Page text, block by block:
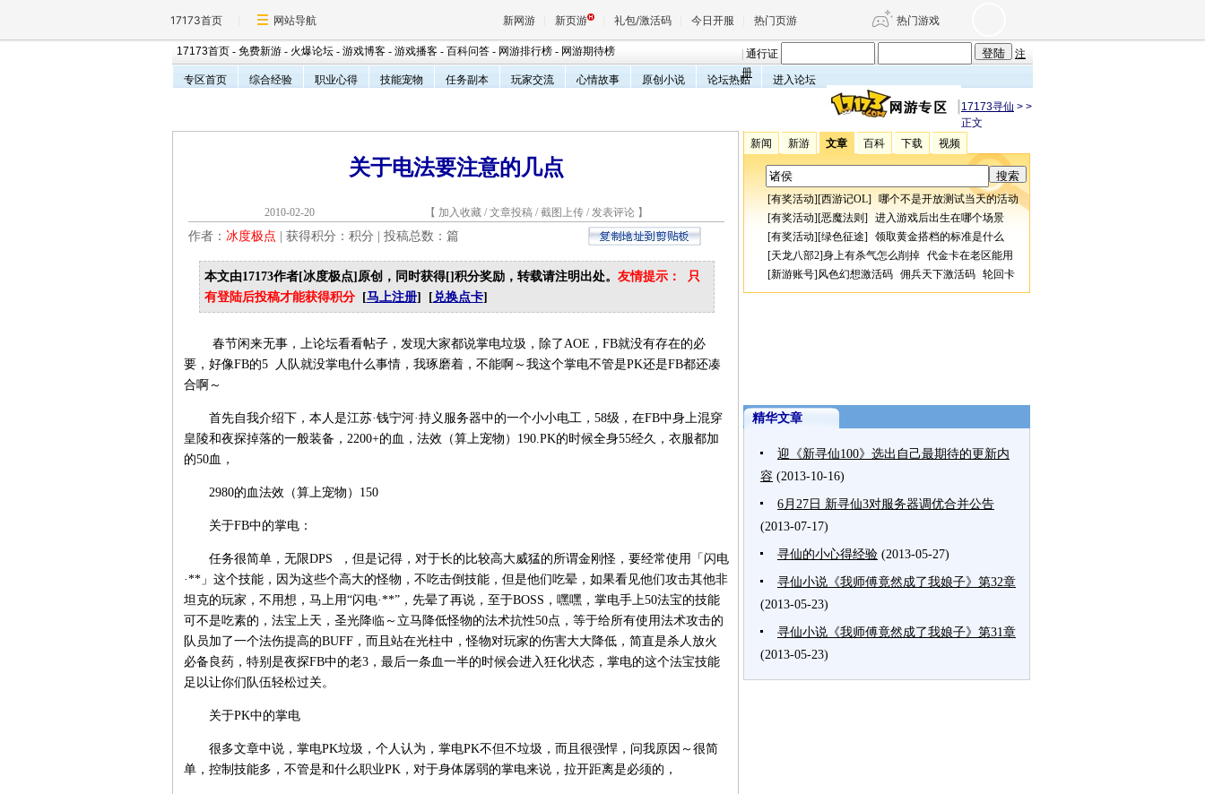
17173首页 网站导航 新网游 新页游 礼包/激活码 今日开服 热门页游 热门游戏
DNF 传奇4
王权与自由 诛仙世界 仙剑世界
17173首页 - 免费新游 - 火爆论坛 - 游戏博客 - 游戏播客 - 百科问答 - 网游排行榜 - 网游期待榜 通行证
注
册
专区首页 综合经验 职业心得 技能宠物 任务副本 玩家交流 心情故事 原创小说 论坛热贴 进入论坛
17173寻仙 > >
正文
关于电法要注意的几点
2010-02-20 【 加入收藏 / 文章投稿 / 截图上传 / 发表评论 】
作者： 冰度极点 | 获得积分： 积分 | 投稿总数： 篇
本文由17173作者[冰度极点]原创，同时获得[]积分奖励，转载请注明出处。 友情提示： 只
有登陆后投稿才能获得积分
[马上注册] [ 兑换点卡]
春节闲来无事，上论坛看看帖子，发现大家都说掌电垃圾，除了AOE，FB就没有存在的必
要，好像FB的5 人队就没掌电什么事情，我琢磨着，不能啊～我这个掌电不管是PK还是FB都还凑
合啊～
首先自我介绍下，本人是江苏·钱宁河·持义服务器中的一个小小电工，58级，在FB中身上混穿
皇陵和夜探掉落的一般装备，2200+的血，法效（算上宠物）190.PK的时候全身55经久，衣服都加
的50血，
2980的血法效（算上宠物）150
关于FB中的掌电：
任务很简单，无限DPS ，但是记得，对于长的比较高大威猛的所谓金刚怪，要经常使用「闪电
·**」这个技能，因为这些个高大的怪物，不吃击倒技能，但是他们吃晕，如果看见他们攻击其他非
坦克的玩家，不用想，马上用“闪电·**”，先晕了再说，至于BOSS，嘿嘿，掌电手上50法宝的技能
可不是吃素的，法宝上天，圣光降临～立马降低怪物的法术抗性50点，等于给所有使用法术攻击的
队员加了一个法伤提高的BUFF，而且站在光柱中，怪物对玩家的伤害大大降低，简直是杀人放火
必备良药，特别是夜探FB中的老3，最后一条血一半的时候会进入狂化状态，掌电的这个法宝技能
足以让你们队伍轻松过关。
关于PK中的掌电
很多文章中说，掌电PK垃圾，个人认为，掌电PK不但不垃圾，而且很强悍，问我原因～很简
单，控制技能多，不管是和什么职业PK，对于身体孱弱的掌电来说，拉开距离是必须的，
新闻 新游 文章 百科 下载 视频
[有奖活动][西游记OL] 哪个不是开放测试当天的活动
[有奖活动][恶魔法则 ] 进入游戏后出生在哪个场景
[有奖活动][绿色征途] 领取黄金搭档的标准是什么
[天龙八部2]身上有杀气怎么削掉 代金卡在老区能用
[新游账号]风色幻想激活码 佣兵天下激活码 轮回卡
精华文章
迎《新寻仙100》选出自己最期待的更新内
容 (2013-10-16)
6月27日 新寻仙3对服务器调优合并公告
(2013-07-17)
寻仙的小心得经验 (2013-05-27)
寻仙小说《我师傅竟然成了我娘子》第32章
(2013-05-23)
寻仙小说《我师傅竟然成了我娘子》第31章
(2013-05-23)